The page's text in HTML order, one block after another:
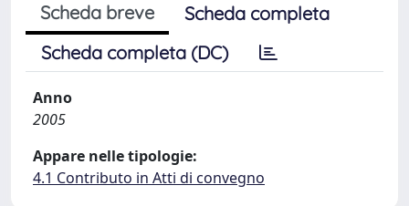
Scheda breve
Scheda completa
Scheda completa (DC)
Anno
2005
Appare nelle tipologie:
4.1 Contributo in Atti di convegno